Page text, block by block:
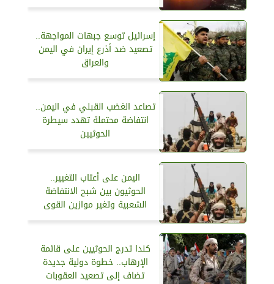
إسرائيل توسع جبهات المواجهة..
تصعيد ضد أذرع إيران في اليمن
والعراق
تصاعد الغضب القبلي في اليمن..
انتفاضة محتملة تهدد سيطرة
الحوثيين
اليمن على أعتاب التغيير..
الحوثيون بين شبح الانتفاضة
الشعبية وتغير موازين القوى
كندا تدرج الحوثيين على قائمة
الإرهاب.. خطوة دولية جديدة
تضاف إلى تصعيد العقوبات